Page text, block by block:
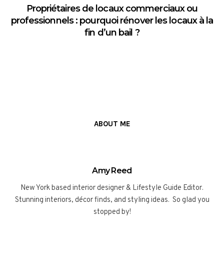
Propriétaires de locaux commerciaux ou
professionnels : pourquoi rénover les locaux à la
fin d’un bail ?
ABOUT ME
Amy Reed
New York based interior designer & Lifestyle Guide Editor.
Stunning interiors, décor finds, and styling ideas. So glad you
stopped by!